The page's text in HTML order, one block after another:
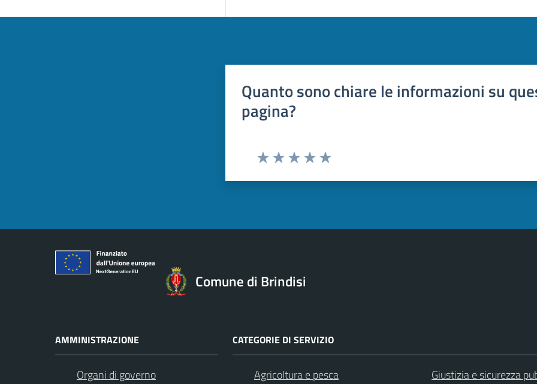
Quanto sono chiare le informazioni su
pagina?
Comune di Brindisi
AMMINISTRAZIONE
Organi di governo
CATEGORIE DI SERVIZIO
Agricoltura e pesca
Giustizia e sicurezza